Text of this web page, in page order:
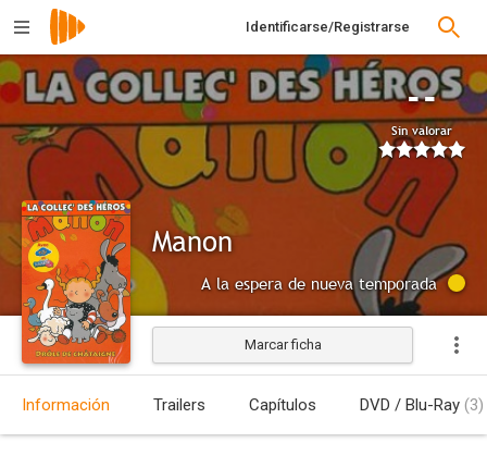
Identificarse/Registrarse
--
Sin valorar
Manon
A la espera de nueva temporada
Marcar ficha
Información Trailers Capítulos DVD / Blu-Ray (3)